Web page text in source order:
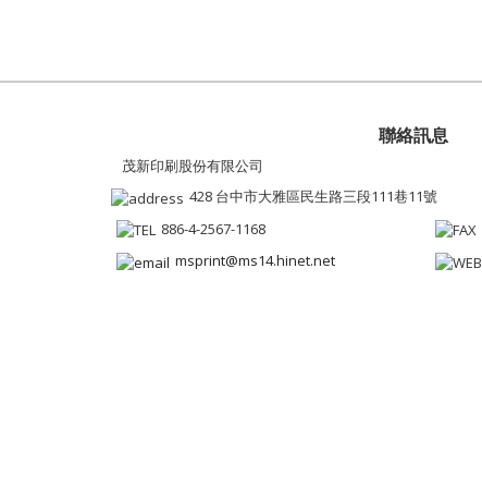
聯絡訊息
茂新印刷股份有限公司
428 台中市大雅區民生路三段111巷11號
886-4-2567-1168
msprint@ms14.hinet.net